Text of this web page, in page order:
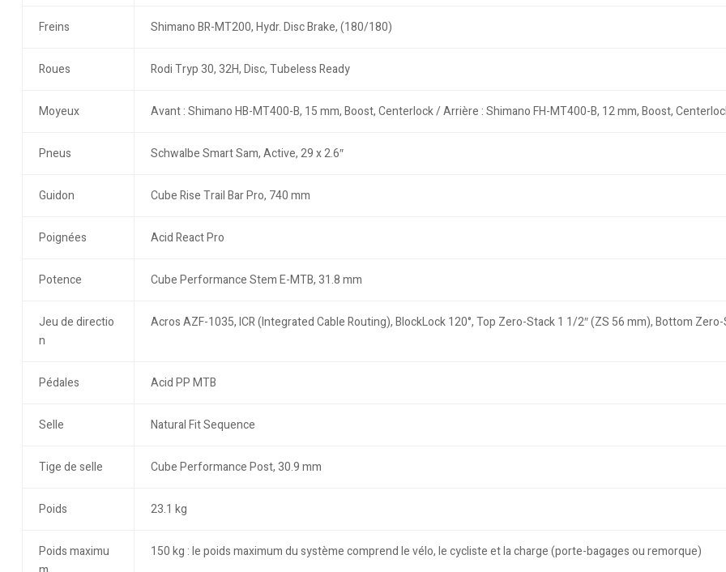
Freins Shimano BR-MT200, Hydr. Disc Brake, (180/180)
Roues Rodi Tryp 30, 32H, Disc, Tubeless Ready
Moyeux Avant : Shimano HB-MT400-B, 15 mm, Boost, Centerlock / Arrière : Shimano FH-MT400-B, 12 mm, Boost,
Pneus Schwalbe Smart Sam, Active, 29 x 2.6″
Guidon Cube Rise Trail Bar Pro, 740 mm
Poignées Acid React Pro
Potence Cube Performance Stem E-MTB, 31.8 mm
Jeu de directio
n
Acros AZF-1035, ICR (Integrated Cable Routing), BlockLock 120°, Top Zero-Stack 1 1/2″ (ZS 56 mm), Bottom
Pédales Acid PP MTB
Selle Natural Fit Sequence
Tige de selle Cube Performance Post, 30.9 mm
Poids 23.1 kg
Poids maximu
150 kg : le poids maximum du système comprend le vélo, le cycliste et la charge (porte-bagages ou remorque)